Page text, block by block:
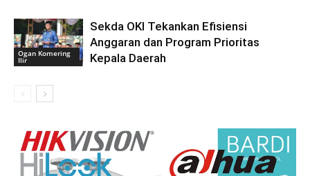
Ogan Komering
Ilir
Sekda OKI Tekankan Efisiensi
Anggaran dan Program Prioritas
Kepala Daerah